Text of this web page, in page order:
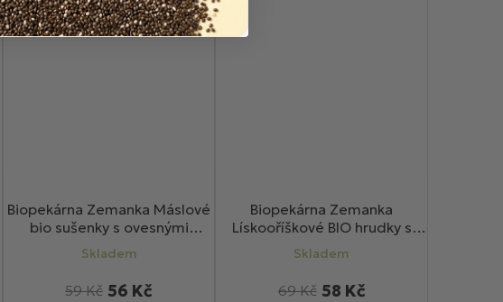
Biopekárna Zemanka Máslové
bio sušenky s ovesnými
vločkami 100g
Skladem
56 Kč
59 Kč
Biopekárna Zemanka
Lískooříškové BIO hrudky s
jahodovým prachem 100g
Skladem
58 Kč
69 Kč